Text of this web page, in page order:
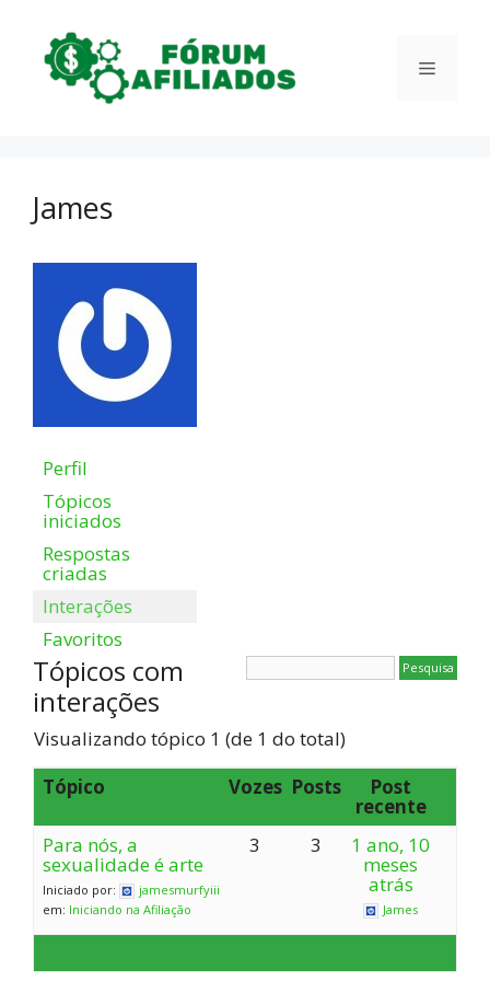
Menu
James
Perfil
Tópicos
iniciados
Respostas
criadas
Interações
Favoritos
Tópicos com
interações
Visualizando tópico 1 (de 1 do total)
Tópico
Vozes Posts Post
recente
Para nós, a
sexualidade é arte
Iniciado por:
jamesmurfyiii
em: Iniciando na Afiliação
3 3 1 ano, 10
meses
atrás
James